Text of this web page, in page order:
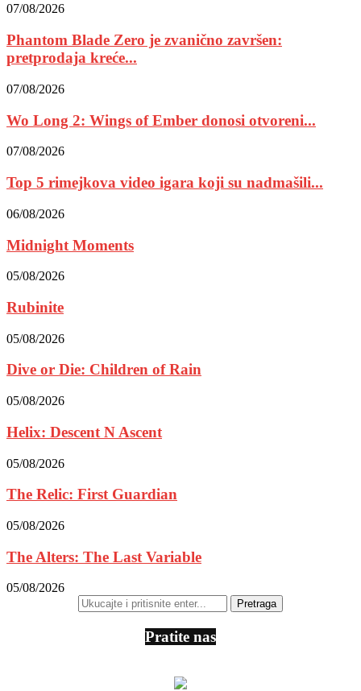
07/08/2026
Phantom Blade Zero je zvanično završen:
pretprodaja kreće...
07/08/2026
Wo Long 2: Wings of Ember donosi otvoreni...
07/08/2026
Top 5 rimejkova video igara koji su nadmašili...
06/08/2026
Midnight Moments
05/08/2026
Rubinite
05/08/2026
Dive or Die: Children of Rain
05/08/2026
Helix: Descent N Ascent
05/08/2026
The Relic: First Guardian
05/08/2026
The Alters: The Last Variable
05/08/2026
Pratite nas